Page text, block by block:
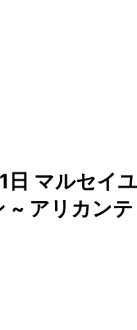
マルセイ
~ アリカン